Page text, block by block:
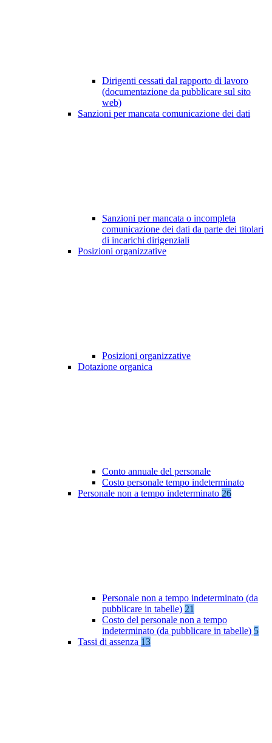
Dirigenti cessati dal rapporto di lavoro
(documentazione da pubblicare sul sito
web)
Sanzioni per mancata comunicazione dei dati
Sanzioni per mancata o incompleta
comunicazione dei dati da parte dei titolari
di incarichi dirigenziali
Posizioni organizzative
Posizioni organizzative
Dotazione organica
Conto annuale del personale
Costo personale tempo indeterminato
Personale non a tempo indeterminato 26
Personale non a tempo indeterminato (da
pubblicare in tabelle) 21
Costo del personale non a tempo
indeterminato (da pubblicare in tabelle) 5
Tassi di assenza 13